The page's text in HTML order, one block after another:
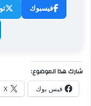
فيسبوك
شارك هذا الموضوع:
فيس بوك X